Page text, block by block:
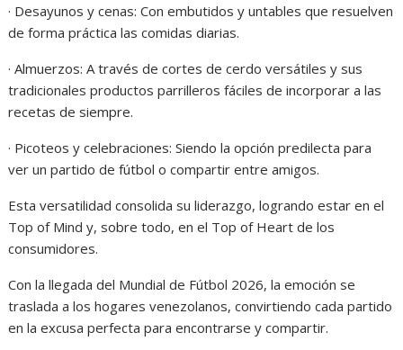
· Desayunos y cenas: Con embutidos y untables que resuelven
de forma práctica las comidas diarias.
· Almuerzos: A través de cortes de cerdo versátiles y sus
tradicionales productos parrilleros fáciles de incorporar a las
recetas de siempre.
· Picoteos y celebraciones: Siendo la opción predilecta para
ver un partido de fútbol o compartir entre amigos.
Esta versatilidad consolida su liderazgo, logrando estar en el
Top of Mind y, sobre todo, en el Top of Heart de los
consumidores.
Con la llegada del Mundial de Fútbol 2026, la emoción se
traslada a los hogares venezolanos, convirtiendo cada partido
en la excusa perfecta para encontrarse y compartir.